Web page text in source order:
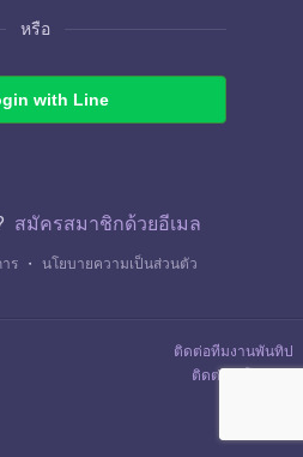
หรือ
with Line
สมัครสมาชิกด้วยอีเมล
ร ・ นโยบายความเป็นส่วนตัว
ติดต่อทีมงานพันทิป
ติดต่อลงโฆษณา